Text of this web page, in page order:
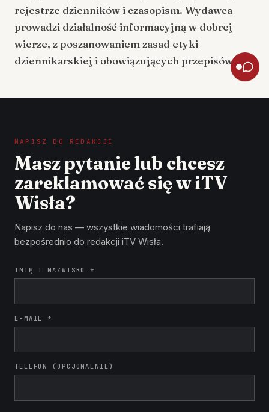
rejestrze dzienników i czasopism. Wydawca
prowadzi działalność informacyjną w dobrej
wierze, z poszanowaniem zasad etyki
dziennikarskiej i obowiązujących przepisów.
NAPISZ DO REDAKCJI
Masz pytanie lub chcesz
zareklamować się w iTV
Wisła?
Napisz do nas — wszystkie wiadomości trafiają
bezpośrednio do redakcji iTV Wisła.
IMIĘ I NAZWISKO *
E-MAIL *
TELEFON (OPCJONALNIE)